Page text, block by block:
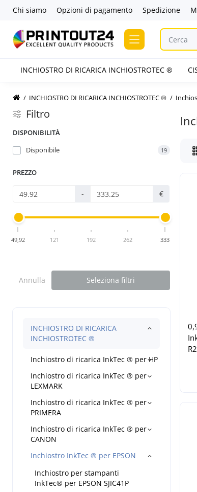
Chi siamo Opzioni di pagamento Spedizione
INCHIOSTRO DI RICARICA INCHIOSTROTEC ®
INCHIOSTRO DI RICARICA INCHIOSTROTEC ®
Filtro
DISPONIBILITÀ
Disponibile
19
PREZZO
- €
49,92 121 192 262 333
Annulla Seleziona filtri
INCHIOSTRO DI RICARICA
INCHIOSTROTEC ®
Inchiostro di ricarica InkTec ® per HP
Inchiostro di ricarica InkTec ® per
LEXMARK
Inchiostro di ricarica InkTec ® per
PRIMERA
Inchiostro di ricarica InkTec ® per
CANON
Inchiostro InkTec ® per EPSON
Inchiostro per stampanti
InkTec® per EPSON SJIC41P